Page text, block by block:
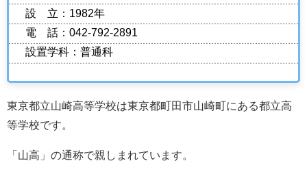
設 立：1982年
電 話：042-792-2891
設置学科：普通科
東京都立山崎高等学校は東京都町田市山崎町にある都立高
等学校です。
「山高」の通称で親しまれています。